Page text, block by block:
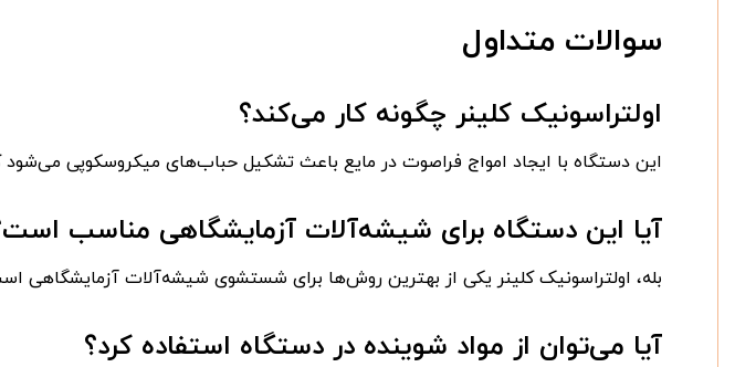
سوالات متداول
اولتراسونیک کلینر چگونه کار می‌کند؟
این دستگاه با ایجاد امواج فراصوت در مایع باعث تشکیل حباب‌های میکروسکوپی
آیا این دستگاه برای شیشه‌آلات آزمایشگاهی مناسب
بله، اولتراسونیک کلینر یکی از بهترین روش‌ها برای شستشوی شیشه‌آلات آزمایشگاهی
آیا می‌توان از مواد شوینده در دستگاه استفاده کرد؟